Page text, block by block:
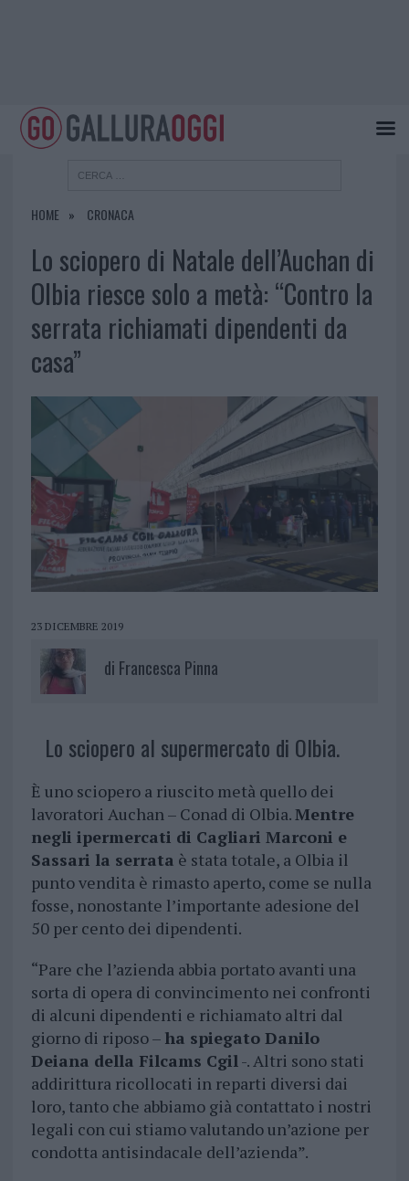
HOME CRONACA
Lo sciopero di Natale dell’Auchan di
Olbia riesce solo a metà: “Contro la
serrata richiamati dipendenti da
casa”
23 DICEMBRE 2019
di Francesca Pinna
Lo sciopero al supermercato di Olbia.
È uno sciopero a riuscito metà quello dei
lavoratori Auchan – Conad di Olbia.Mentre
negli ipermercati di Cagliari Marconi e
Sassari la serrata è stata totale, a Olbia il
punto vendita è rimasto aperto, come se nulla
fosse, nonostante l’importante adesione del
50 per cento dei dipendenti.
“Pare che l’azienda abbia portato avanti una
sorta di opera di convincimento nei confronti
di alcuni dipendenti e richiamato altri dal
giorno di riposo – ha spiegato Danilo
Deiana della Filcams Cgil-. Altri sono stati
addirittura ricollocati in reparti diversi dai
loro, tanto che abbiamo già contattato i nostri
legali con cui stiamo valutando un’azione per
condotta antisindacale dell’azienda”.